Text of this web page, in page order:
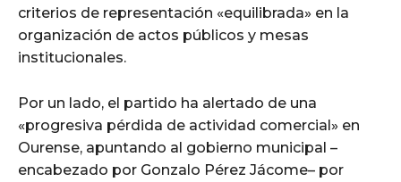
criterios de representación «equilibrada» en la
organización de actos públicos y mesas
institucionales.
Por un lado, el partido ha alertado de una
«progresiva pérdida de actividad comercial» en
Ourense, apuntando al gobierno municipal –
encabezado por Gonzalo Pérez Jácome– por